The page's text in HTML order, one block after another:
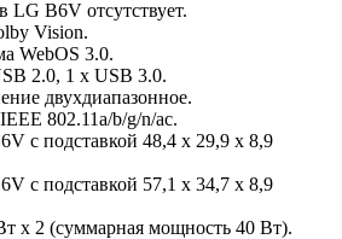
LG B6V отсутствует.
Vision.
WebOS 3.0.
2.0, 1 x USB 3.0.
двухдиапазонное.
802.11a/b/g/n/ac.
с подставкой 48,4 x 29,9 x 8,9
с подставкой 57,1 x 34,7 x 8,9
x 2 (суммарная мощность 40 Вт).